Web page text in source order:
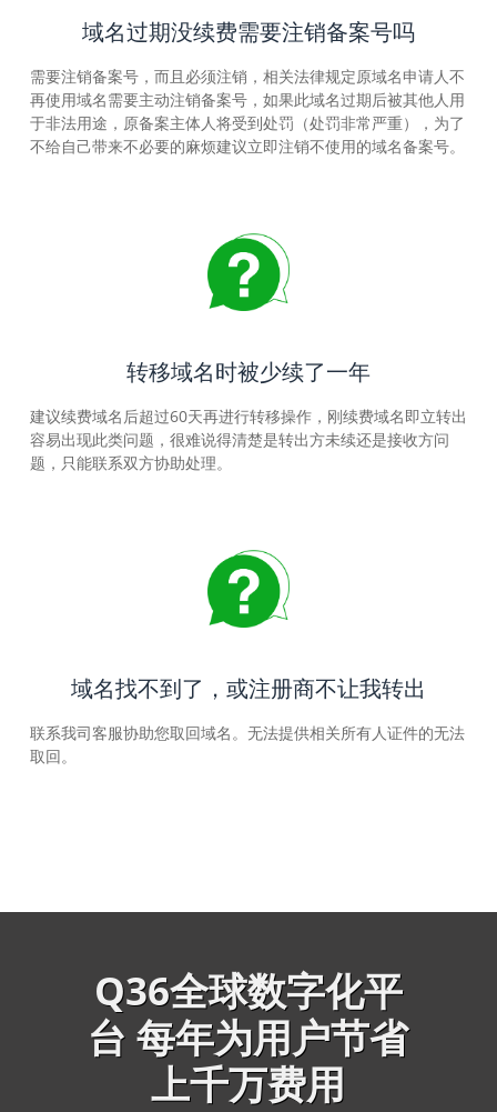
域名过期没续费需要注销备案号吗
需要注销备案号，而且必须注销，相关法律规定原域名申请人不
再使用域名需要主动注销备案号，如果此域名过期后被其他人用
于非法用途，原备案主体人将受到处罚（处罚非常严重），为了
不给自己带来不必要的麻烦建议立即注销不使用的域名备案号。
转移域名时被少续了一年
建议续费域名后超过60天再进行转移操作，刚续费域名即立转出
容易出现此类问题，很难说得清楚是转出方未续还是接收方问
题，只能联系双方协助处理。
域名找不到了，或注册商不让我转出
联系我司客服协助您取回域名。无法提供相关所有人证件的无法
取回。
Q36全球数字化平
台 每年为用户节省
上千万费用